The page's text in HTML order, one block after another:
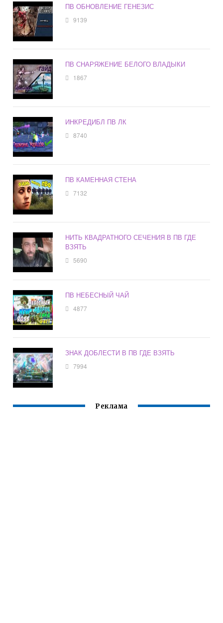
ПВ ОБНОВЛЕНИЕ ГЕНЕЗИС
9139
ПВ СНАРЯЖЕНИЕ БЕЛОГО ВЛАДЫКИ
1867
ИНКРЕДИБЛ ПВ ЛК
8740
ПВ КАМЕННАЯ СТЕНА
7132
НИТЬ КВАДРАТНОГО СЕЧЕНИЯ В ПВ ГДЕ
ВЗЯТЬ
5690
ПВ НЕБЕСНЫЙ ЧАЙ
4877
ЗНАК ДОБЛЕСТИ В ПВ ГДЕ ВЗЯТЬ
7994
Реклама